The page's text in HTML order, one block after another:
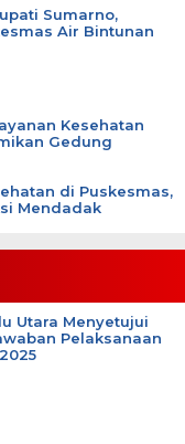
Sumarno,
Air Bintunan
Kesehatan
Gedung
di Puskesmas,
Mendadak
Utara Menyetujui
Pelaksanaan